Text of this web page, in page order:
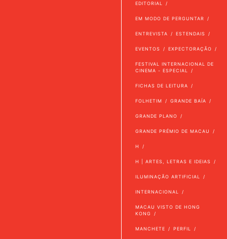
EDITORIAL
EM MODO DE PERGUNTAR
ENTREVISTA ESTENDAIS
EVENTOS EXPECTORAÇÃO
FESTIVAL INTERNACIONAL DE
CINEMA - ESPECIAL
FICHAS DE LEITURA
FOLHETIM GRANDE BAÍA
GRANDE PLANO
GRANDE PRÉMIO DE MACAU
H
H | ARTES, LETRAS E IDEIAS
ILUMINAÇÃO ARTIFICIAL
INTERNACIONAL
MACAU VISTO DE HONG
KONG
MANCHETE PERFIL